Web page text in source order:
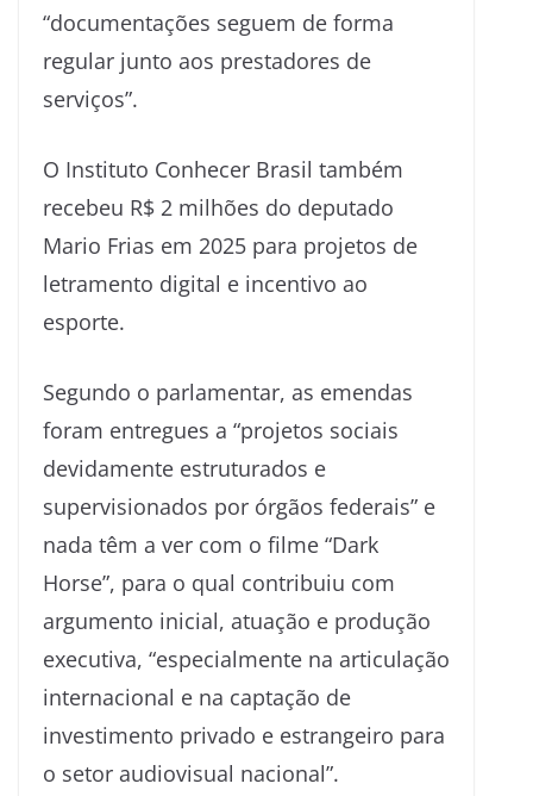
“documentações seguem de forma
regular junto aos prestadores de
serviços”.
O Instituto Conhecer Brasil também
recebeu R$ 2 milhões do deputado
Mario Frias em 2025 para projetos de
letramento digital e incentivo ao
esporte.
Segundo o parlamentar, as emendas
foram entregues a “projetos sociais
devidamente estruturados e
supervisionados por órgãos federais” e
nada têm a ver com o filme “Dark
Horse”, para o qual contribuiu com
argumento inicial, atuação e produção
executiva, “especialmente na articulação
internacional e na captação de
investimento privado e estrangeiro para
o setor audiovisual nacional”.